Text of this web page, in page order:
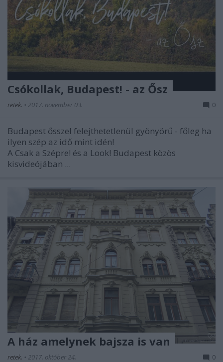
Csókollak, Budapest! - az Ősz
retek. • 2017. november 03. 0
Budapest ősszel felejthetetlenül gyönyörű - főleg ha
ilyen szép az idő mint idén!
A Csak a Szépre! és a Look! Budapest közös
kisvideójában ...
A ház amelynek bajsza is van
retek. • 2017. október 24. 0